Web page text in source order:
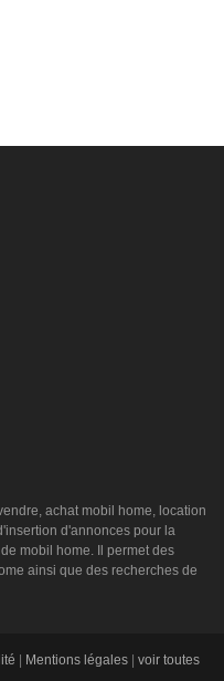
achat mobil home, location
d'annonces pour la
mobil home. Il permet des
ainsi que des recherches de
Mentions légales
voir toutes